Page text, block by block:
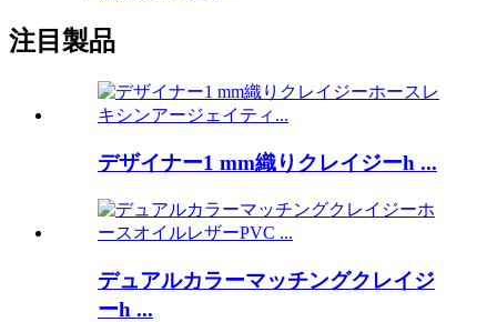
注目製品
デザイナー1 mm織りクレイジーh ...
デュアルカラーマッチングクレイジ
ーh ...